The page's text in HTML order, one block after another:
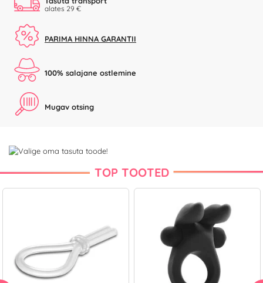
alates 29 €
PARIMA HINNA GARANTII
100% salajane ostlemine
Mugav otsing
TOP TOOTED